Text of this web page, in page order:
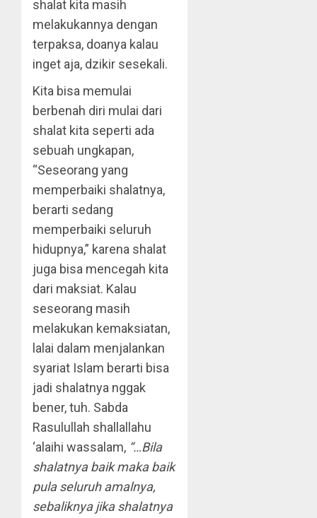
shalat kita masih
melakukannya dengan
terpaksa, doanya kalau
inget aja, dzikir sesekali.
Kita bisa memulai
berbenah diri mulai dari
shalat kita seperti ada
sebuah ungkapan,
“Seseorang yang
memperbaiki shalatnya,
berarti sedang
memperbaiki seluruh
hidupnya,” karena shalat
juga bisa mencegah kita
dari maksiat. Kalau
seseorang masih
melakukan kemaksiatan,
lalai dalam menjalankan
syariat Islam berarti bisa
jadi shalatnya nggak
bener, tuh. Sabda
Rasulullah shallallahu
‘alaihi wassalam, “…Bila
shalatnya baik maka baik
pula seluruh amalnya,
sebaliknya jika shalatnya